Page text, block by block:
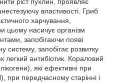
властивості. Гриб
харчування,
цьому насичує організм
запобігаючи появі
систему, запобігає розвитку
легкий антибіотик. Кораловий
які ефективні при
при передчасному старінні і